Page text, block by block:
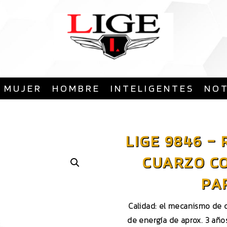
al
contenido
MUJER HOMBRE INTELIGENTES
LIGE 9846 –
CUARZO
Calidad: el mecanismo
de energía de aprox. 3